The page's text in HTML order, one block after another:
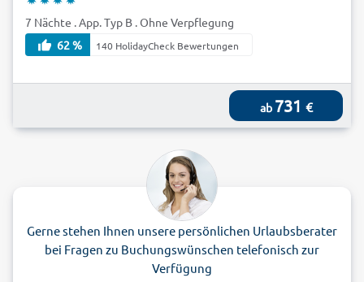
7 Nächte . App. Typ B . Ohne Verpflegung
62 %
140 HolidayCheck Bewertungen
ab 731 €
Gerne stehen Ihnen unsere persönlichen Urlaubsberater
bei Fragen zu Buchungswünschen telefonisch zur
Verfügung